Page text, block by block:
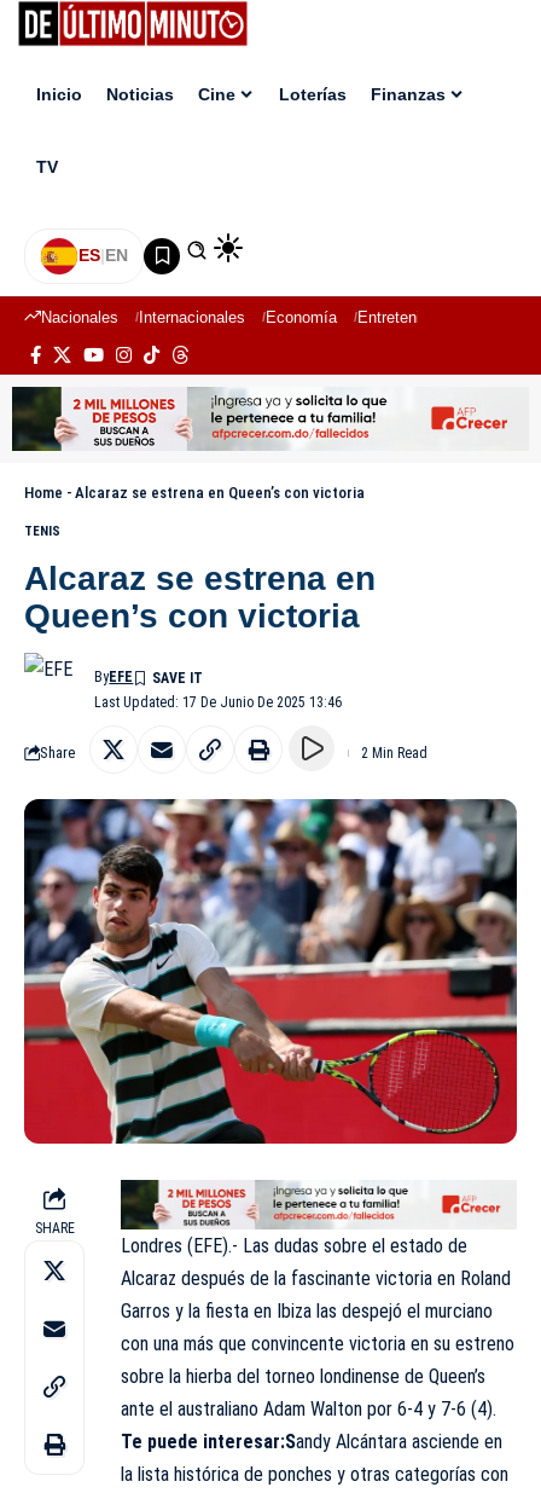
Inicio Noticias Cine Loterías Finanzas
TV
ES|EN
Nacionales Internacionales Economía Entretenimiento
Home - Alcaraz se estrena en Queen’s con victoria
TENIS
Alcaraz se estrena en
Queen’s con victoria
Last Updated: 17 De Junio De 2025 13:46
ByEFE
Share 2 Min Read
SHARE
Londres (EFE).- Las dudas sobre el estado de
Alcaraz después de la fascinante victoria en Roland
Garros y la fiesta en Ibiza las despejó el murciano
con una más que convincente victoria en su estreno
sobre la hierba del torneo londinense de Queen’s
ante el australiano Adam Walton por 6-4 y 7-6 (4).
Te puede interesar:Sandy Alcántara asciende en
la lista histórica de ponches y otras categorías con